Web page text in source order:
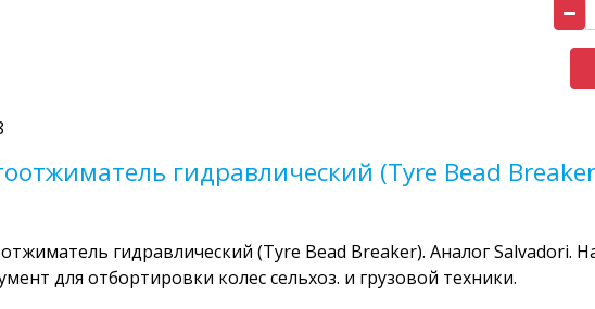
гидравлический (Tyre Bead
гидравлический (Tyre Bead Breaker). Аналог Salvadori.
для отбортировки колес сельхоз. и грузовой техники.